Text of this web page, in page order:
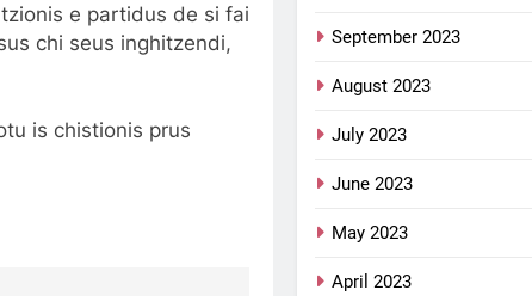
e partidus de si fai
chi seus inghitzendi,
is chistionis prus
September 2023
August 2023
July 2023
June 2023
May 2023
April 2023